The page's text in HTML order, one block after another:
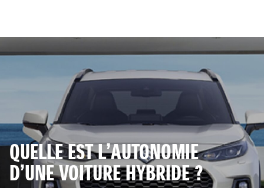
QUELLE EST L’AUTONOMIE
D’UNE VOITURE HYBRIDE ?